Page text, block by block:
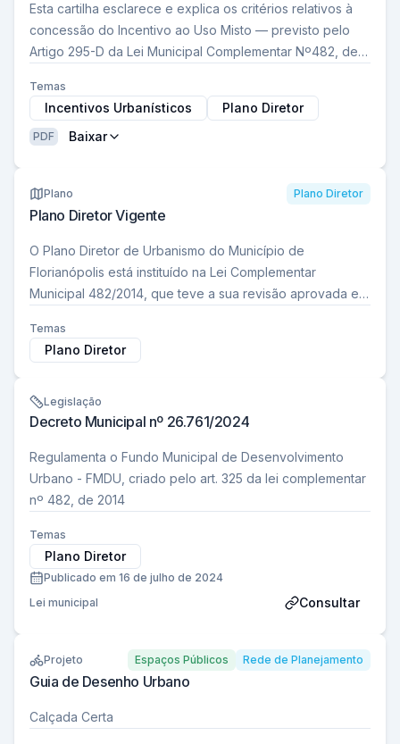
Esta cartilha esclarece e explica os critérios relativos à
concessão do Incentivo ao Uso Misto — previsto pelo
Artigo 295-D da Lei Municipal Complementar Nº482, de
Temas
Incentivos Urbanísticos Plano Diretor
PDF Baixar
Plano Plano Diretor
Plano Diretor Vigente
O Plano Diretor de Urbanismo do Município de
Florianópolis está instituído na Lei Complementar
Municipal 482/2014, que teve a sua revisão aprovada em
Temas
Plano Diretor
Legislação
Decreto Municipal nº 26.761/2024
Regulamenta o Fundo Municipal de Desenvolvimento
Urbano - FMDU, criado pelo art. 325 da lei complementar
nº 482, de 2014
Temas
Plano Diretor
Publicado em 16 de julho de 2024
Lei municipal
Consultar
Projeto Espaços Públicos Rede de Planejamento
Guia de Desenho Urbano
Calçada Certa